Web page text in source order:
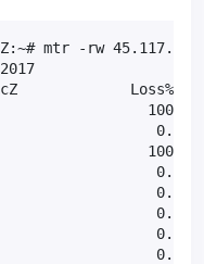
mtr -rw
Loss%
100.0
0.0%
100.0
0.0%
0.0%
0.0%
0.0%
0.0%